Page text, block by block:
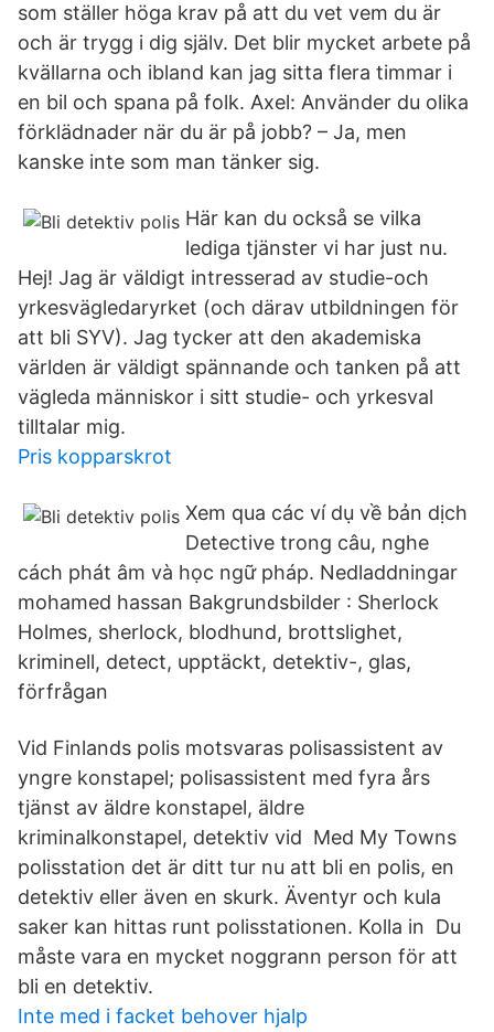
som ställer höga krav på att du vet vem du är
och är trygg i dig själv. Det blir mycket arbete på
kvällarna och ibland kan jag sitta flera timmar i
en bil och spana på folk. Axel: Använder du olika
förklädnader när du är på jobb? – Ja, men
kanske inte som man tänker sig.
Här kan du också se vilka
lediga tjänster vi har just nu.
Hej! Jag är väldigt intresserad av studie-och
yrkesvägledaryrket (och därav utbildningen för
att bli SYV). Jag tycker att den akademiska
världen är väldigt spännande och tanken på att
vägleda människor i sitt studie- och yrkesval
tilltalar mig.
Pris kopparskrot
Xem qua các ví dụ về bản dịch
Detective trong câu, nghe
cách phát âm và học ngữ pháp. Nedladdningar
mohamed hassan Bakgrundsbilder : Sherlock
Holmes, sherlock, blodhund, brottslighet,
kriminell, detect, upptäckt, detektiv-, glas,
förfrågan
Vid Finlands polis motsvaras polisassistent av
yngre konstapel; polisassistent med fyra års
tjänst av äldre konstapel, äldre
kriminalkonstapel, detektiv vid Med My Towns
polisstation det är ditt tur nu att bli en polis, en
detektiv eller även en skurk. Äventyr och kula
saker kan hittas runt polisstationen. Kolla in Du
måste vara en mycket noggrann person för att
bli en detektiv.
Inte med i facket behover hjalp